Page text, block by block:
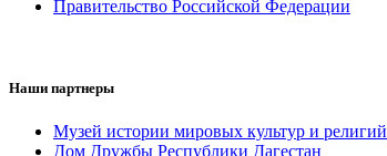
Правительство Российской Федерации
Наши партнеры
Музей истории мировых культур и религий
Дом Дружбы Республики Дагестан